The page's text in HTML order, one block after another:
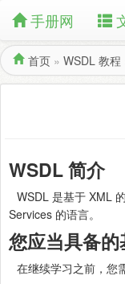
手册网
首页 » WSDL 教程
WSDL 简介
WSDL 是基于 XML
Services 的语言。
您应当具备
在继续学习之前，您